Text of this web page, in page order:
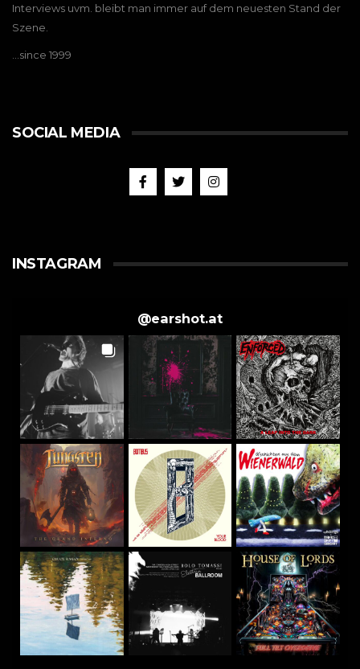
Interviews uvm. bleibt man immer auf dem neuesten Stand der
Szene.
…since 1999
SOCIAL MEDIA
INSTAGRAM
@earshot.at